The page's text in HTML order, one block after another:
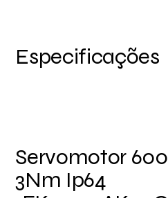
Especificações
Servomotor
3Nm Ip64